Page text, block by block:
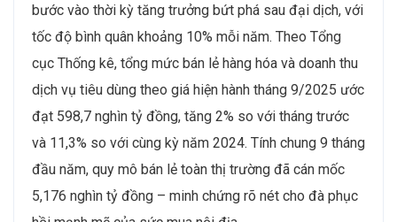
bước vào thời kỳ tăng trưởng bứt phá sau đại dịch, với
tốc độ bình quân khoảng 10% mỗi năm. Theo Tổng
cục Thống kê, tổng mức bán lẻ hàng hóa và doanh thu
dịch vụ tiêu dùng theo giá hiện hành tháng 9/2025 ước
đạt 598,7 nghìn tỷ đồng, tăng 2% so với tháng trước
và 11,3% so với cùng kỳ năm 2024. Tính chung 9 tháng
đầu năm, quy mô bán lẻ toàn thị trường đã cán mốc
5,176 nghìn tỷ đồng – minh chứng rõ nét cho đà phục